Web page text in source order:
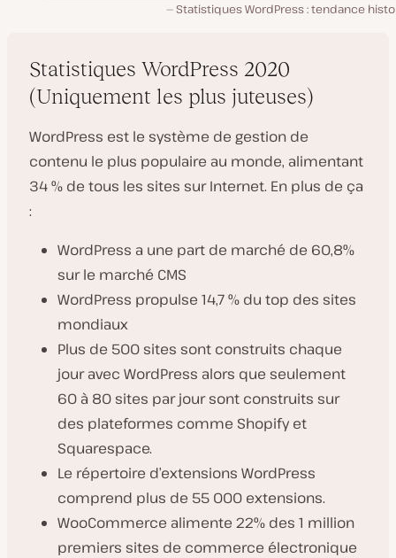
Statistiques WordPress : tendance
Statistiques WordPress 2020
(Uniquement les plus juteuses)
WordPress est le système de gestion de
contenu le plus populaire au monde, alimentant
34 % de tous les sites sur Internet. En plus de ça
:
WordPress a une part de marché de 60,8%
sur le marché CMS
WordPress propulse 14,7 % du top des sites
mondiaux
Plus de 500 sites sont construits chaque
jour avec WordPress alors que seulement
60 à 80 sites par jour sont construits sur
des plateformes comme Shopify et
Squarespace.
Le répertoire d’extensions WordPress
comprend plus de 55 000 extensions.
WooCommerce alimente 22% des 1 million
premiers sites de commerce électronique